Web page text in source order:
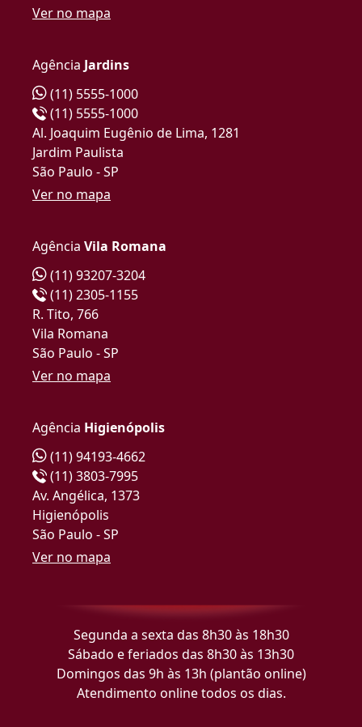
Ver no mapa
Agência Jardins
(11) 5555-1000
(11) 5555-1000
Al. Joaquim Eugênio de Lima, 1281
Jardim Paulista
São Paulo - SP
Ver no mapa
Agência Vila Romana
(11) 93207-3204
(11) 2305-1155
R. Tito, 766
Vila Romana
São Paulo - SP
Ver no mapa
Agência Higienópolis
(11) 94193-4662
(11) 3803-7995
Av. Angélica, 1373
Higienópolis
São Paulo - SP
Ver no mapa
Segunda a sexta das 8h30 às 18h30
Sábado e feriados das 8h30 às 13h30
Domingos das 9h às 13h (plantão online)
Atendimento online todos os dias.